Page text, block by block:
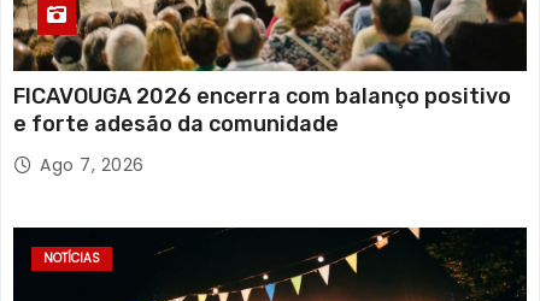
FICAVOUGA 2026 encerra com balanço positivo
e forte adesão da comunidade
Ago 7, 2026
NOTÍCIAS